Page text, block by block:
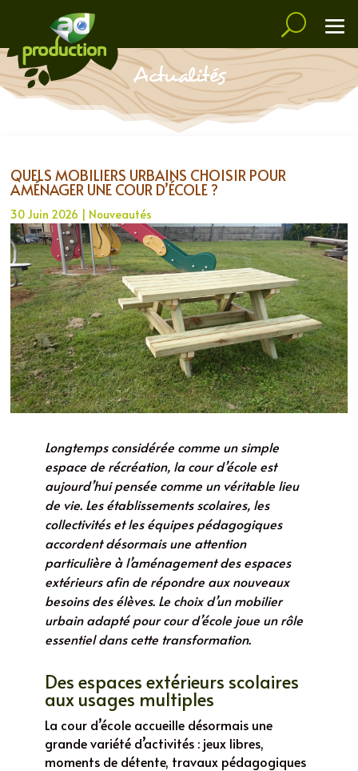
Actualités
QUELS MOBILIERS URBAINS CHOISIR POUR
AMÉNAGER UNE COUR D’ÉCOLE ?
30 Juin 2026 | Nouveautés
Longtemps considérée comme un simple
espace de récréation, la cour d’école est
aujourd’hui pensée comme un véritable lieu
de vie. Les établissements scolaires, les
collectivités et les équipes pédagogiques
accordent désormais une attention
particulière à l’aménagement des espaces
extérieurs afin de répondre aux nouveaux
besoins des élèves. Le choix d’un mobilier
urbain adapté pour cour d’école joue un rôle
essentiel dans cette transformation.
Des espaces extérieurs scolaires
aux usages multiples
La cour d’école accueille désormais une
grande variété d’activités : jeux libres,
moments de détente, travaux pédagogiques